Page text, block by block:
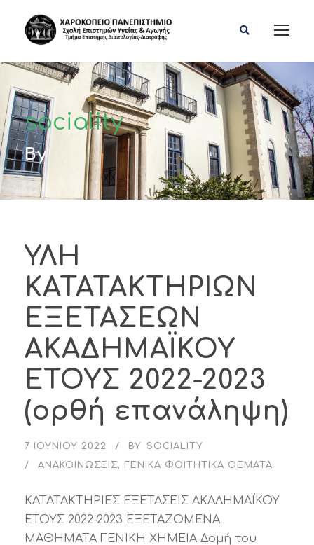
sociality
By
ΥΛΗ
ΚΑΤΑΤΑΚΤΗΡΙΩΝ
ΕΞΕΤΑΣΕΩΝ
ΑΚΑΔΗΜΑΪΚΟΥ
ΕΤΟΥΣ 2022-2023
(ορθή επανάληψη)
7 ΙΟΥΝΊΟΥ 2022 BY
SOCIALITY
ΑΝΑΚΟΙΝΏΣΕΙΣ, ΓΕΝΙΚΆ ΦΟΙΤΗΤΙΚΆ ΘΈΜΑΤΑ
ΚΑΤΑΤΑΚΤΗΡΙΕΣ ΕΞΕΤΑΣΕΙΣ ΑΚΑΔΗΜΑΪΚΟΥ
ΕΤΟΥΣ 2022-2023 ΕΞΕΤΑΖΟΜΕΝΑ
ΜΑΘΗΜΑΤΑ ΓΕΝΙΚΗ ΧΗΜΕΙΑ Δομή του